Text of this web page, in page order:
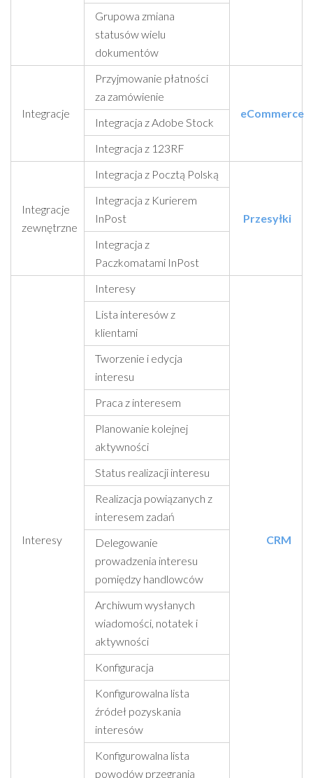
Grupowa zmiana
statusów wielu
dokumentów
Integracje
Przyjmowanie płatności
za zamówienie
eCommerce
Integracja z Adobe Stock
Integracja z 123RF
Integracje
zewnętrzne
Integracja z Pocztą Polską
Przesyłki
Integracja z Kurierem
InPost
Integracja z
Paczkomatami InPost
Interesy
Interesy
CRM
Lista interesów z
klientami
Tworzenie i edycja
interesu
Praca z interesem
Planowanie kolejnej
aktywności
Status realizacji interesu
Realizacja powiązanych z
interesem zadań
Delegowanie
prowadzenia interesu
pomiędzy handlowców
Archiwum wysłanych
wiadomości, notatek i
aktywności
Konfiguracja
Konfigurowalna lista
źródeł pozyskania
interesów
Konfigurowalna lista
powodów przegrania